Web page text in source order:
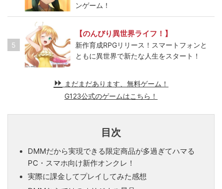
ンゲーム！
5
【のんびり異世界ライフ！】
新作育成RPGリリース！スマートフォンと
ともに異世界で新たな人生をスタート！
まだまだあります、無料ゲーム！
G123公式のゲームはこちら！
目次
DMMだから実現できる限定商品が多過ぎてハマる
PC・スマホ向け新作オンクレ！
実際に課金してプレイしてみた感想